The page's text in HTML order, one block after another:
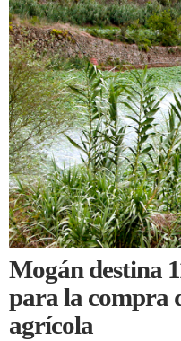
Mogán destina
para la compra
agrícola